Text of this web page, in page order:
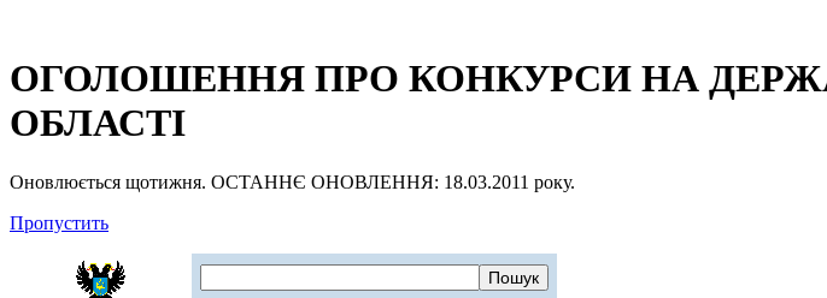
ОГОЛОШЕННЯ ПРО КОНКУРСИ НА
ОБЛАСТІ
Оновлюється щотижня. ОСТАННЄ ОНОВЛЕННЯ: 18.03.2011 року.
Пропустить